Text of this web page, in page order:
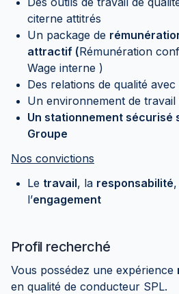
citerne attitrés
Un package de
attractif (Rémunération
Wage interne )
Des relations de qualité
Un environnement de travail
Un stationnement sécurisé
Groupe
Nos convictions
Le travail, la responsabilité
l’engagement
Profil recherché
Vous possédez une expérience
en qualité de conducteur SPL.